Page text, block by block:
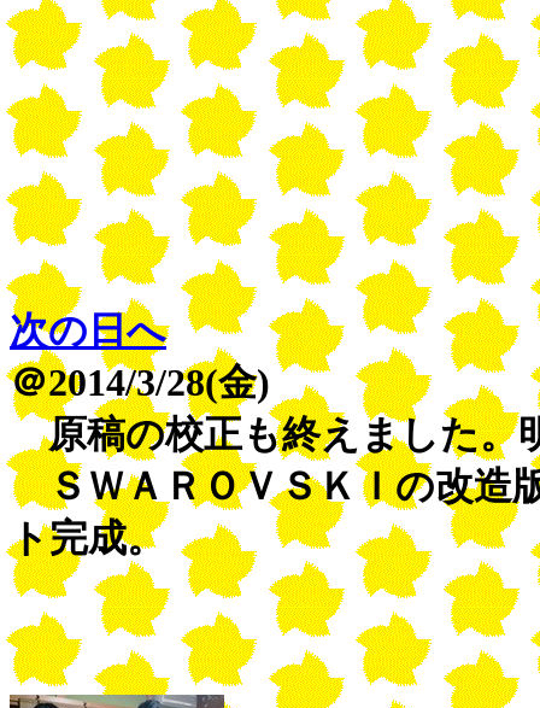
次の日へ
＠2014/3/28(金)
原稿の校正も終えました。
ＳＷＡＲＯＶＳＫＩの改造
ト完成。